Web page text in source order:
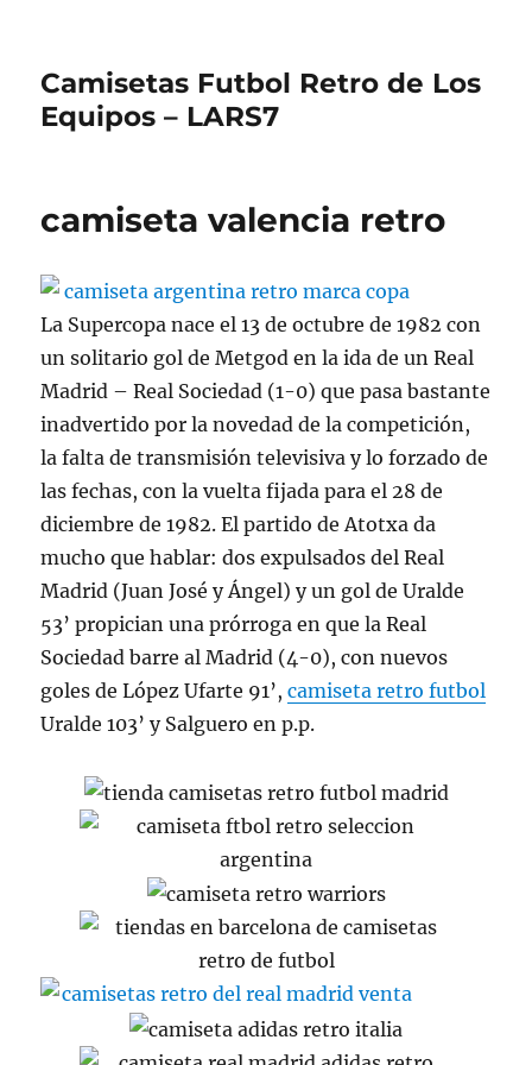
Camisetas Futbol Retro de Los
Equipos – LARS7
camiseta valencia retro
La Supercopa nace el 13 de octubre de 1982 con
un solitario gol de Metgod en la ida de un Real
Madrid – Real Sociedad (1-0) que pasa bastante
inadvertido por la novedad de la competición,
la falta de transmisión televisiva y lo forzado de
las fechas, con la vuelta fijada para el 28 de
diciembre de 1982. El partido de Atotxa da
mucho que hablar: dos expulsados del Real
Madrid (Juan José y Ángel) y un gol de Uralde
53’ propician una prórroga en que la Real
Sociedad barre al Madrid (4-0), con nuevos
goles de López Ufarte 91’,camiseta retro futbol
Uralde 103’ y Salguero en p.p.